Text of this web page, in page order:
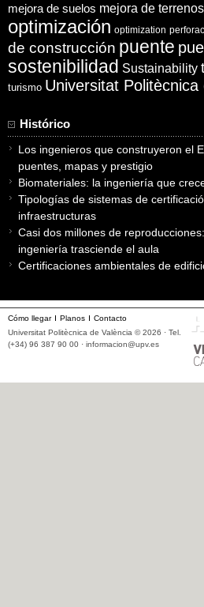
mejora de suelos mejora de terrenos
optimización optimization
de construcción puente
sostenibilidad Sustainability
turismo Universitat Politècnica
Histórico
Los ingenieros que construyeron el
puentes, mapas y prestigio
Biomateriales: la ingeniería que
Tipologías de sistemas de
infraestructuras
Casi dos millones de
ingeniería trasciende el aula
Certificaciones ambientales de
Cómo llegar Planos
Contacto
Universitat Politècnica de València © 2026 · Tel.
(+34) 96 387 90 00 · informacion@upv.es